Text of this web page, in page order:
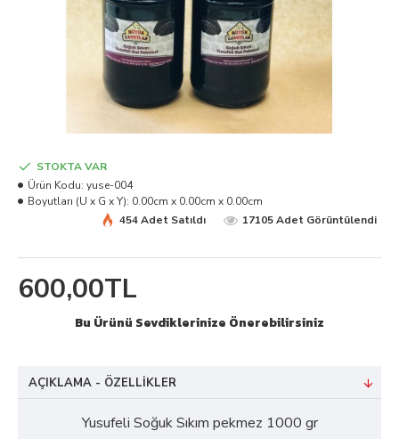
600,00TL
STOKTA VAR
Ürün Kodu: yuse-004
Boyutları (U x G x Y): 0.00cm x 0.00cm x 0.00cm
454 Adet Satıldı
17105 Adet Görüntülendi
Bu Ürünü Sevdiklerinize Önerebilirsiniz
AÇIKLAMA - ÖZELLIKLER
Yusufeli Soğuk Sıkım pekmez 1000 gr